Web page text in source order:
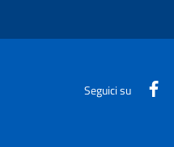
Seguici su